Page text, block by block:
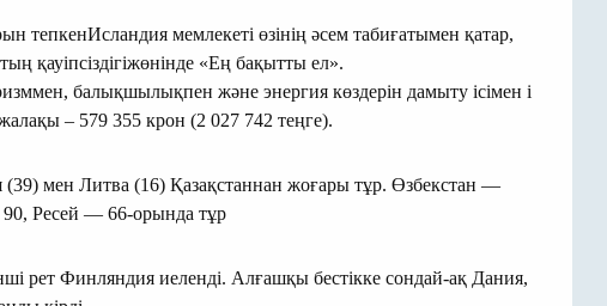
тепкенИсландия мемлекеті өзінің әсем табиғатымен қатар,
қауіпсіздігіжөнінде «Ең бақытты ел».
балықшылықпен және энергия көздерін дамыту ісімен і
– 579 355 крон (2 027 742 теңге).
(39) мен Литва (16) Қазақстаннан жоғары тұр. Өзбекстан —
Ресей — 66-орында тұр
рет Финляндия иеленді. Алғашқы бестікке сондай-ақ Дания,